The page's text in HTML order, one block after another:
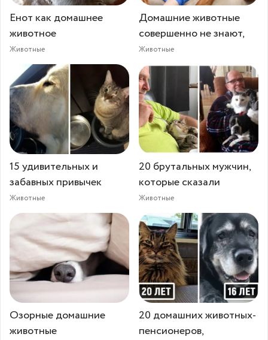
Енот как домашнее
животное
Животные
Домашние животные
совершенно не знают,
Животные
15 удивительных и
забавных привычек
Животные
20 брутальных мужчин,
которые сказали
Животные
Озорные домашние
животные
20 домашних животных-
пенсионеров,